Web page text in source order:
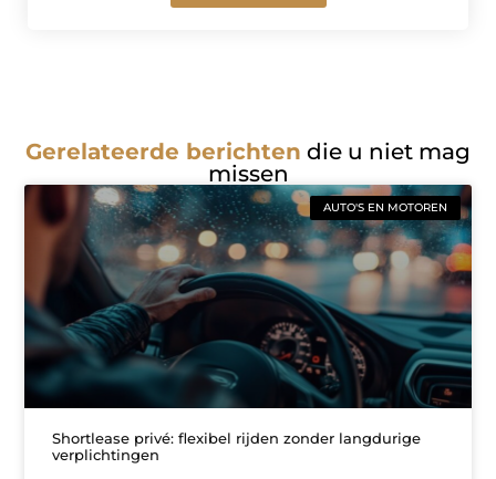
Gerelateerde berichten die u niet mag
missen
AUTO'S EN MOTOREN
Shortlease privé: flexibel rijden zonder langdurige
verplichtingen